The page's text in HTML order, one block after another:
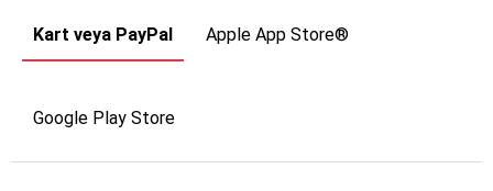
Kart veya PayPal Apple App Store®
Google Play Store